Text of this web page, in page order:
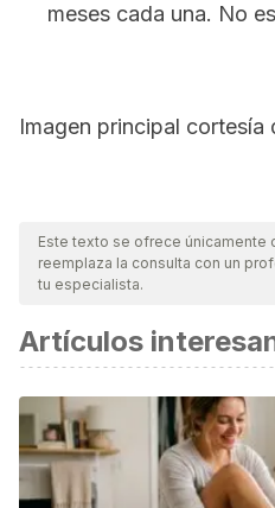
meses cada una. No
Imagen principal cortesía
Este texto se ofrece
reemplaza la consulta con un
tu especialista.
Artículos